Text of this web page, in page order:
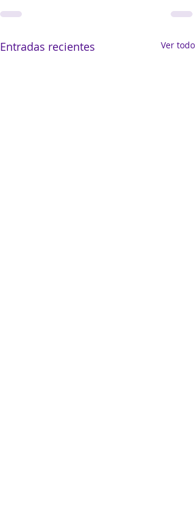
Entradas recientes Ver todo